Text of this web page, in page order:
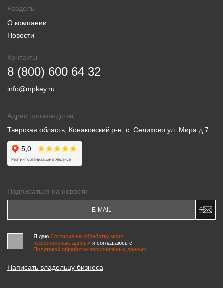
Разделы
О компании
Новости
Контакты
8 (800) 600 64 32
info@mpkey.ru
Адрес производства
Тверская область, Конаковский р-н, с. Селихово ул. Мира д.7
Подписаться на новости
Я даю Согласие на обработку моих
персональных данных и соглашаюсь c
Политикой обработки персональных данных
Написать владельцу бизнеса